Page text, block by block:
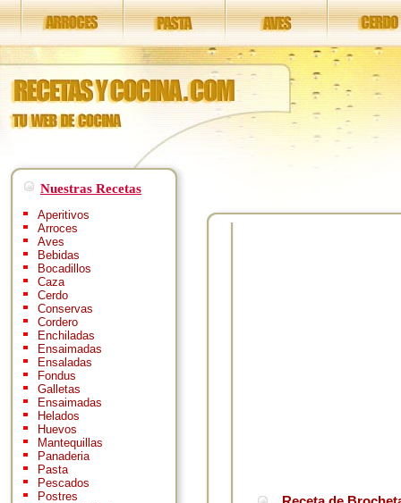
Nuestras Recetas
Aperitivos
Arroces
Aves
Bebidas
Bocadillos
Caza
Cerdo
Conservas
Cordero
Enchiladas
Ensaimadas
Ensaladas
Fondus
Galletas
Ensaimadas
Helados
Huevos
Mantequillas
Panaderia
Pasta
Pescados
Postres